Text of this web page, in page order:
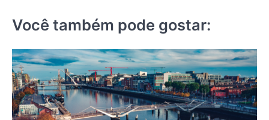
Você também pode gostar: